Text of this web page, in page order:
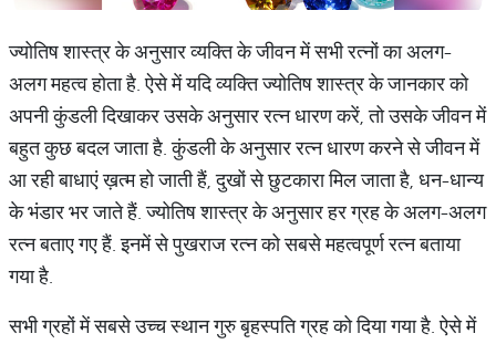
ज्योतिष शास्त्र के अनुसार व्यक्ति के जीवन में सभी रत्नों का अलग-
अलग महत्व होता है. ऐसे में यदि व्यक्ति ज्योतिष शास्त्र के जानकार को
अपनी कुंडली दिखाकर उसके अनुसार रत्न धारण करें, तो उसके जीवन में
बहुत कुछ बदल जाता है. कुंडली के अनुसार रत्न धारण करने से जीवन में
आ रही बाधाएं ख़त्म हो जाती हैं, दुखों से छुटकारा मिल जाता है, धन-धान्य
के भंडार भर जाते हैं. ज्योतिष शास्त्र के अनुसार हर ग्रह के अलग-अलग
रत्न बताए गए हैं. इनमें से पुखराज रत्न को सबसे महत्वपूर्ण रत्न बताया
गया है.
सभी ग्रहों में सबसे उच्च स्थान गुरु बृहस्पति ग्रह को दिया गया है. ऐसे में